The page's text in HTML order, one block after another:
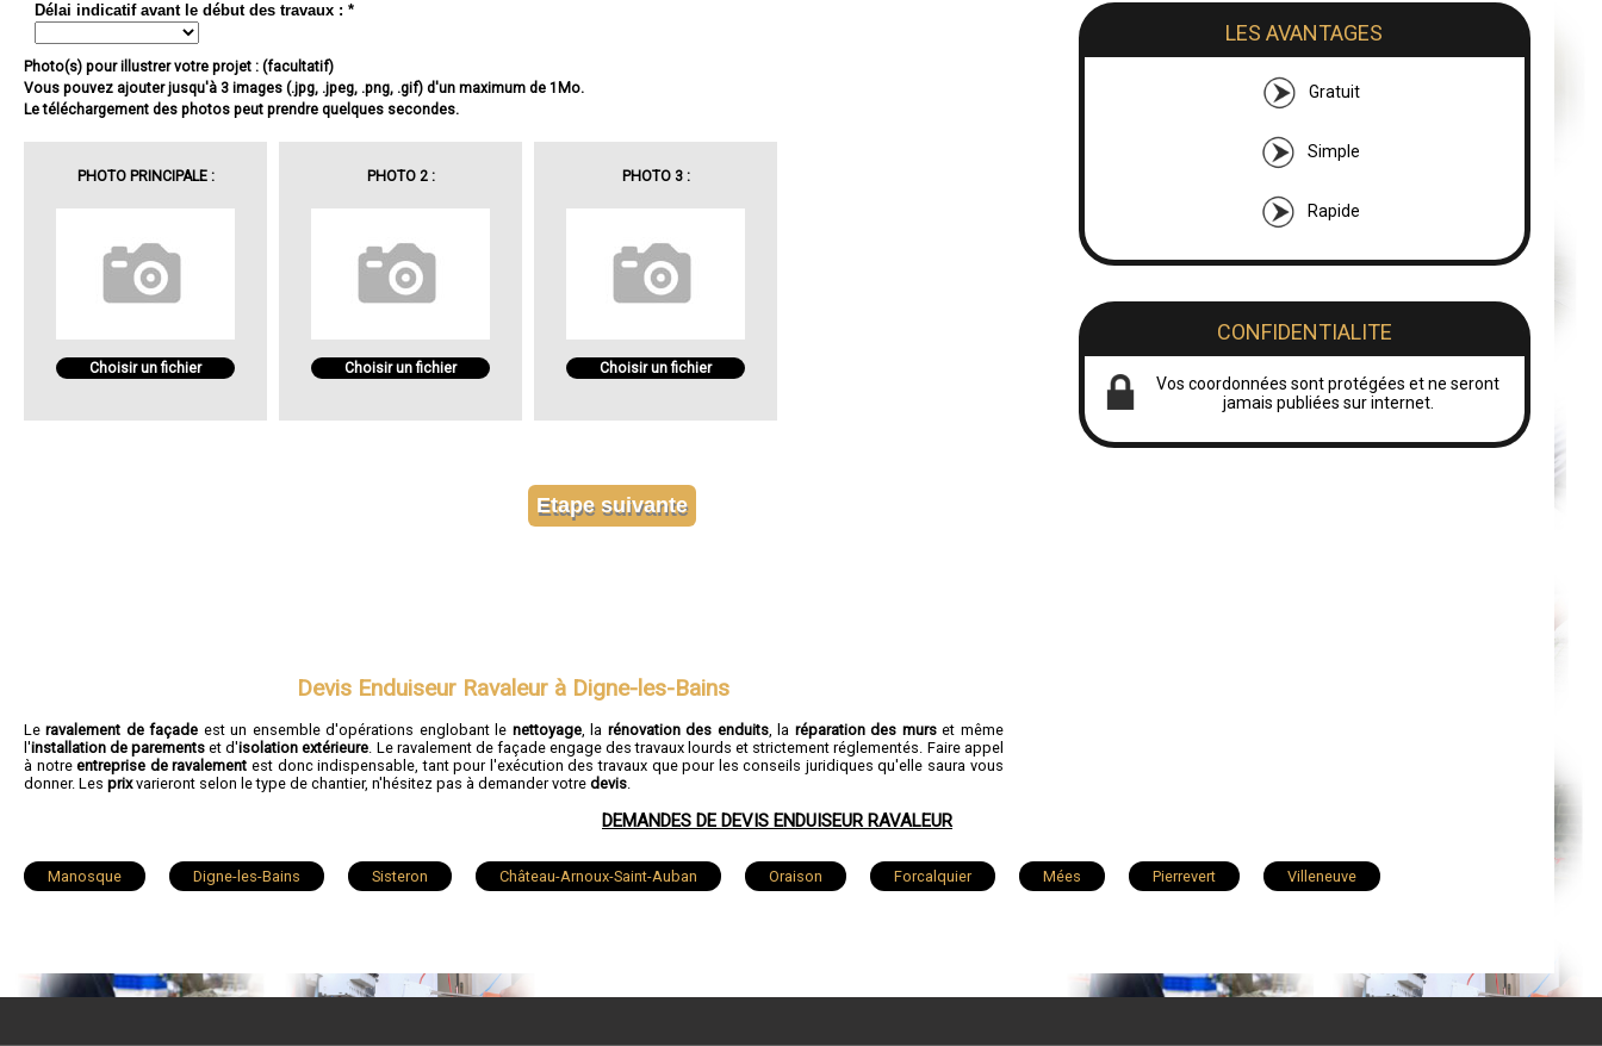
LES AVANTAGES
Gratuit
Simple
Rapide
CONFIDENTIALITE
Vos coordonnées sont protégées et ne seront
jamais publiées sur internet.
Délai indicatif avant le début des travaux : *
Photo(s) pour illustrer votre projet : (facultatif)
Vous pouvez ajouter jusqu'à 3 images (.jpg, .jpeg, .png, .gif) d'un maximum de 1Mo.
Le téléchargement des photos peut prendre quelques secondes.
PHOTO PRINCIPALE :
Choisir un fichier
PHOTO 2 :
Choisir un fichier
PHOTO 3 :
Choisir un fichier
Devis Enduiseur Ravaleur à Digne-les-Bains
Leravalement de façade est un ensemble d'opérations englobant le nettoyage, la rénovation des enduits, la réparation des murset même
l'installation de parements et d'isolation extérieure . Le ravalement de façade engage des travaux lourds et strictement réglementés. Faire appel
à notreentreprise de ravalement est donc indispensable, tant pour l'exécution des travaux que pour les conseils juridiques qu'elle saura vous
donner. Les prixvarieront selon le type de chantier, n'hésitez pas à demander votre devis
DEMANDES DE DEVIS ENDUISEUR RAVALEUR
Manosque Digne-les-Bains Sisteron Château-Arnoux-Saint-Auban Oraison Forcalquier Mées Pierrevert Villeneuve
Seyne Mane L'Escale Aiglun Saint-Michel-l'Observatoire Jausiers Banon